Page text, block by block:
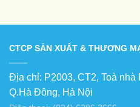
CTCP SẢN XUẤT & THƯƠNG
Địa chỉ: P2003, CT2, Toà nhà
Q.Hà Đông, Hà Nội